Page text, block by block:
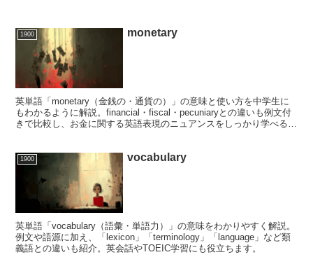
1900 monetary
英単語「monetary（金銭の・通貨の）」の意味と使い方を中学生に
もわかるように解説。financial・fiscal・pecuniaryとの違いも例文付
きで比較し、お金に関する英語表現のニュアンスをしっかり学べるペ
1900 vocabulary
英単語「vocabulary（語彙・単語力）」の意味をわかりやすく解説。
例文や語源に加え、「lexicon」「terminology」「language」など類
義語との違いも紹介。英会話やTOEIC学習にも役立ちます。